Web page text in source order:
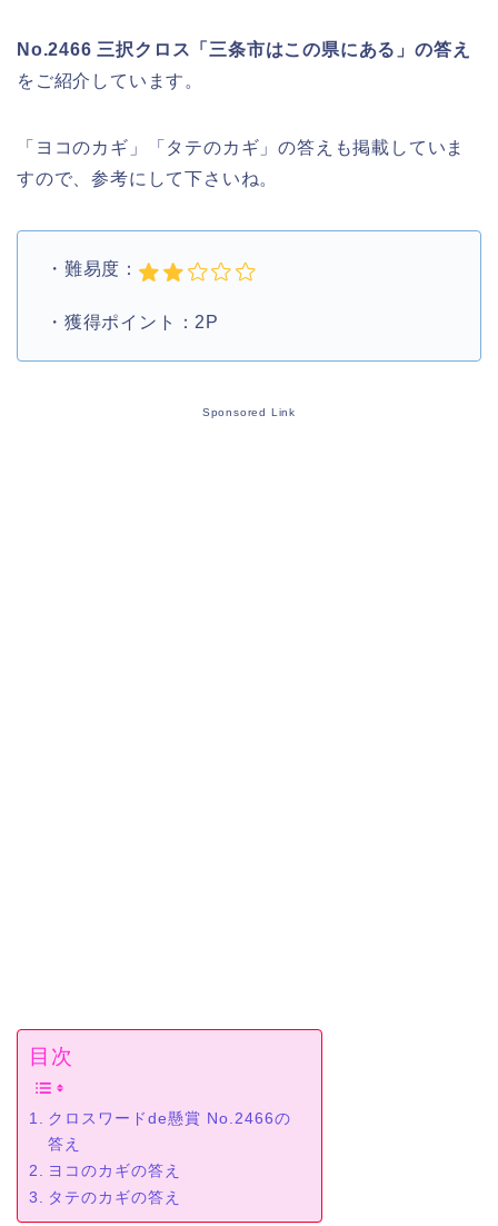
No.2466 三択クロス「三条市はこの県にある」の答え
をご紹介しています。
「ヨコのカギ」「タテのカギ」の答えも掲載していま
すので、参考にして下さいね。
・難易度：
・獲得ポイント：2P
Sponsored Link
目次
クロスワードde懸賞 No.2466の
答え
ヨコのカギの答え
タテのカギの答え